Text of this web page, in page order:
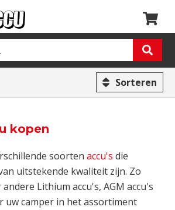
Sorteren
kopen
soorten accu's die
uitstekende kwaliteit zijn. Zo
Lithium accu's, AGM accu's
uw camper in het assortiment